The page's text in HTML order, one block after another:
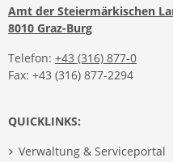
Amt der Steiermärkischen
8010 Graz-Burg
Telefon: +43 (316) 877-0
Fax: +43 (316) 877-2294
QUICKLINKS:
Verwaltung & Serviceportal